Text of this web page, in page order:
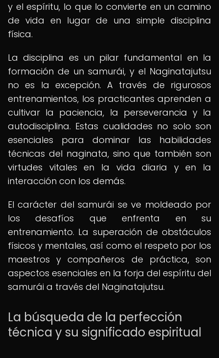
y el espíritu, lo que lo convierte en un camino
de vida en lugar de una simple disciplina
física.
La disciplina es un pilar fundamental en la
formación de un samurái, y el Naginatajutsu
no es la excepción. A través de rigurosos
entrenamientos, los practicantes aprenden a
cultivar la paciencia, la perseverancia y la
autodisciplina. Estas cualidades no solo son
esenciales para dominar las habilidades
técnicas del naginata, sino que también son
virtudes vitales en la vida diaria y en la
interacción con los demás.
El carácter del samurái se ve moldeado por
los desafíos que enfrenta en su
entrenamiento. La superación de obstáculos
físicos y mentales, así como el respeto por los
maestros y compañeros de práctica, son
aspectos esenciales en la forja del espíritu del
samurái a través del Naginatajutsu.
La búsqueda de la perfección
técnica y su significado espiritual